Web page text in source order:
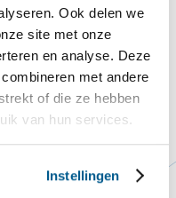
Ook delen we
site met onze
en analyse. Deze
met andere
of die ze hebben
van hun services.
Instellingen
Diensttijd